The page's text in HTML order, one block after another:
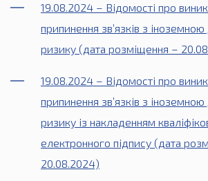
19.08.2024 – Відомості про
припинення зв’язків з
ризику (дата розміщення –
19.08.2024 – Відомості про
припинення зв’язків з
ризику із накладенням
електронного підпису (дата
20.08.2024)